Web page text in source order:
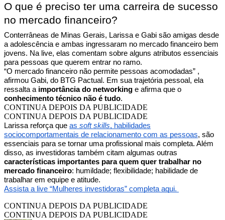
O que é preciso ter uma carreira de sucesso
no mercado financeiro?
Conterrâneas de Minas Gerais, Larissa e Gabi são amigas desde
a adolescência e ambas ingressaram no mercado financeiro bem
jovens. Na live, elas comentam sobre alguns atributos essenciais
para pessoas que querem entrar no ramo.
“O mercado financeiro não permite pessoas acomodadas” ,
afirmou Gabi, do BTG Pactual. Em sua trajetória pessoal, ela
ressalta a importância do networking e afirma que o
conhecimento técnico não é tudo.
CONTINUA DEPOIS DA PUBLICIDADE
CONTINUA DEPOIS DA PUBLICIDADE
Larissa reforça que as soft skills, habilidades
sociocomportamentais de relacionamento com as pessoas, são
essenciais para se tornar uma profissional mais completa. Além
disso, as investidoras também citam algumas outras
características importantes para quem quer trabalhar no
mercado financeiro: humildade; flexibilidade; habilidade de
trabalhar em equipe e atitude.
Assista a live “Mulheres investidoras” completa aqui.
CONTINUA DEPOIS DA PUBLICIDADE
CONTINUA DEPOIS DA PUBLICIDADE